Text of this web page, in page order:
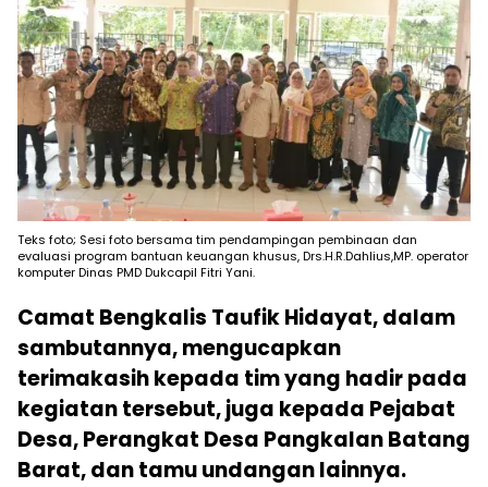
Teks foto; Sesi foto bersama tim pendampingan pembinaan dan
evaluasi program bantuan keuangan khusus, Drs.H.R.Dahlius,MP. operator
komputer Dinas PMD Dukcapil Fitri Yani.
Camat Bengkalis Taufik Hidayat, dalam
sambutannya, mengucapkan
terimakasih kepada tim yang hadir pada
kegiatan tersebut, juga kepada Pejabat
Desa, Perangkat Desa Pangkalan Batang
Barat, dan tamu undangan lainnya.